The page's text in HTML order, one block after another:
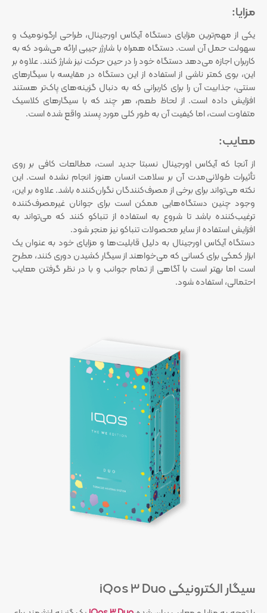
مزایا:
یکی از مهم‌ترین مزایای دستگاه آیکاس اورجینال، طراحی ارگونومیک و
سهولت حمل آن است. دستگاه همراه با شارژر جیبی ارائه می‌شود که به
کاربران اجازه می‌دهد دستگاه خود را در حین حرکت نیز شارژ کنند. علاوه بر
این، بوی کمتر ناشی از استفاده از این دستگاه در مقایسه با سیگارهای
سنتی، جذابیت آن را برای کاربرانی که به دنبال گزینه‌های پاک‌تر هستند
افزایش داده است. از لحاظ طعم، هر چند که با سیگارهای کلاسیک
متفاوت است، اما کیفیت آن به طور کلی مورد پسند واقع شده است.
معایب:
از آنجا که آیکاس اورجینال نسبتا جدید است، مطالعات کافی بر روی
تأثیرات طولانی‌مدت آن بر سلامت انسان هنوز انجام نشده است. این
نکته می‌تواند برای برخی از مصرف‌کنندگان نگران‌کننده باشد. علاوه بر این،
وجود چنین دستگاه‌هایی ممکن است برای جوانان غیرمصرف‌کننده
ترغیب‌کننده باشد تا شروع به استفاده از تنباکو کنند که می‌تواند به
افزایش استفاده از سایر محصولات تنباکو نیز منجر شود.
دستگاه آیکاس اورجینال به دلیل قابلیت‌ها و مزایای خود به عنوان یک
ابزار کمکی برای کسانی که می‌خواهند از سیگار کشیدن دوری کنند، مطرح
است اما بهتر است با آگاهی از تمام جوانب و با در نظر گرفتن معایب
احتمالی، استفاده شود.
سیگار الکترونیکی iQos 3 Duo